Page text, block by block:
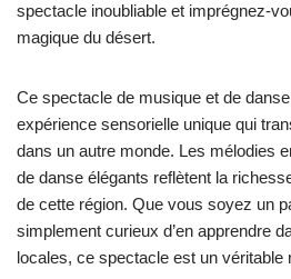
spectacle inoubliable et imprégnez-
magique du désert.
Ce spectacle de musique et de
expérience sensorielle unique qui
dans un autre monde. Les mélodies
de danse élégants reflètent la
de cette région. Que vous soyez un
simplement curieux d’en apprendre
locales, ce spectacle est un véritable